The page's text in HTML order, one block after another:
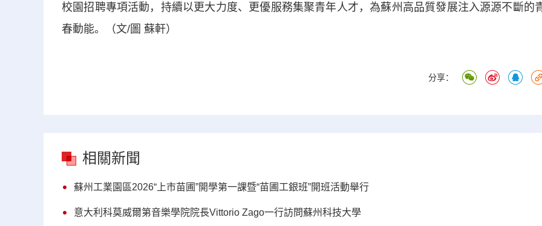
校園招聘專項活動，持續以更大力度、更優服務集聚青年人才，為蘇州高品質發展注入源源不斷的
春動能。（文/圖 蘇軒）
分享：
相關新聞
蘇州工業園區2026“上市苗圃”開學第一課暨“苗圃工銀班”開班活動舉行
意大利科莫威爾第音樂學院院長Vittorio Zago一行訪問蘇州科技大學